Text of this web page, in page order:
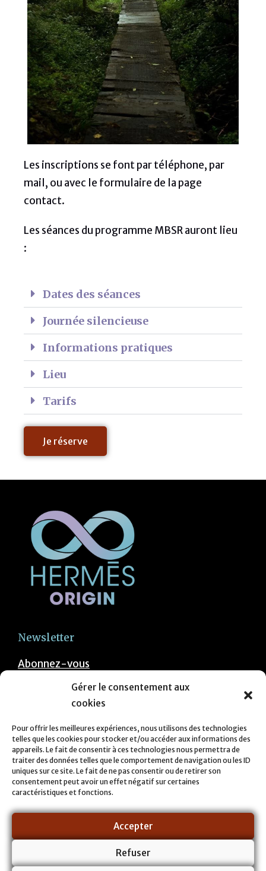
Gérer le consentement aux
cookies
Pour offrir les meilleures expériences, nous utilisons des technologies
telles que les cookies pour stocker et/ou accéder aux informations des
appareils. Le fait de consentir à ces technologies nous permettra de
traiter des données telles que le comportement de navigation ou les ID
uniques sur ce site. Le fait de ne pas consentir ou de retirer son
consentement peut avoir un effet négatif sur certaines
caractéristiques et fonctions.
Accepter
Refuser
Les inscriptions se font par téléphone, par
mail, ou avec le formulaire de la page
contact.
Les séances du programme MBSR auront lieu
:
Dates des séances
Journée silencieuse
Informations pratiques
Lieu
Tarifs
Je réserve
Newsletter
Abonnez-vous
A propos de nous
Denis Taris
Agenda
Contact
Infos pratiques
Mentions légales
Politique de confidentialité
Suivez nous